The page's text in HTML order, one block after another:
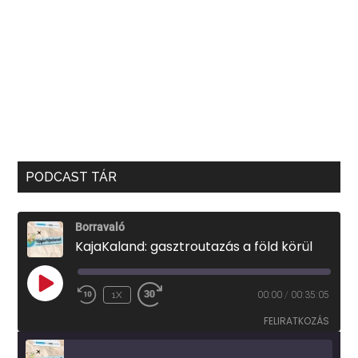
PODCAST TÁR
Borravaló
KajaKaland: gasztroutazás a föld körül
PLAY
EPISODE
1X 00:00 / 00:35:05
FELIRATKOZÁS